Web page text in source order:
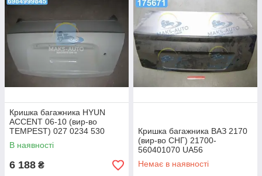
Кришка багажника HYUN
ACCENT 06-10 (вир-во
TEMPEST) 027 0234 530
UA56
В наявності
6 188 ₴
Кришка багажника ВАЗ 2170
(вир-во СНГ) 21700-
560401070 UA56
Немає в наявності